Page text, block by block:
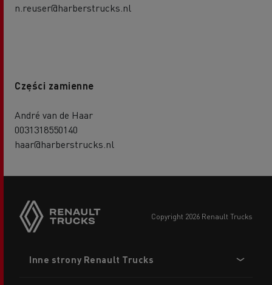
n.reuser@harberstrucks.nl
Części zamienne
André van de Haar
0031318550140
haar@harberstrucks.nl
copyright 2026 Renault Trucks
menu
Inne strony Renault Trucks